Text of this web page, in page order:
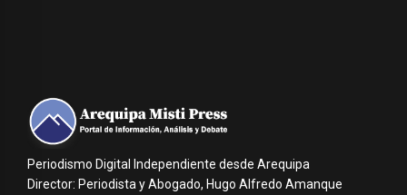
Periodismo Digital Independiente desde Arequipa
Director: Periodista y Abogado, Hugo Alfredo Amanque